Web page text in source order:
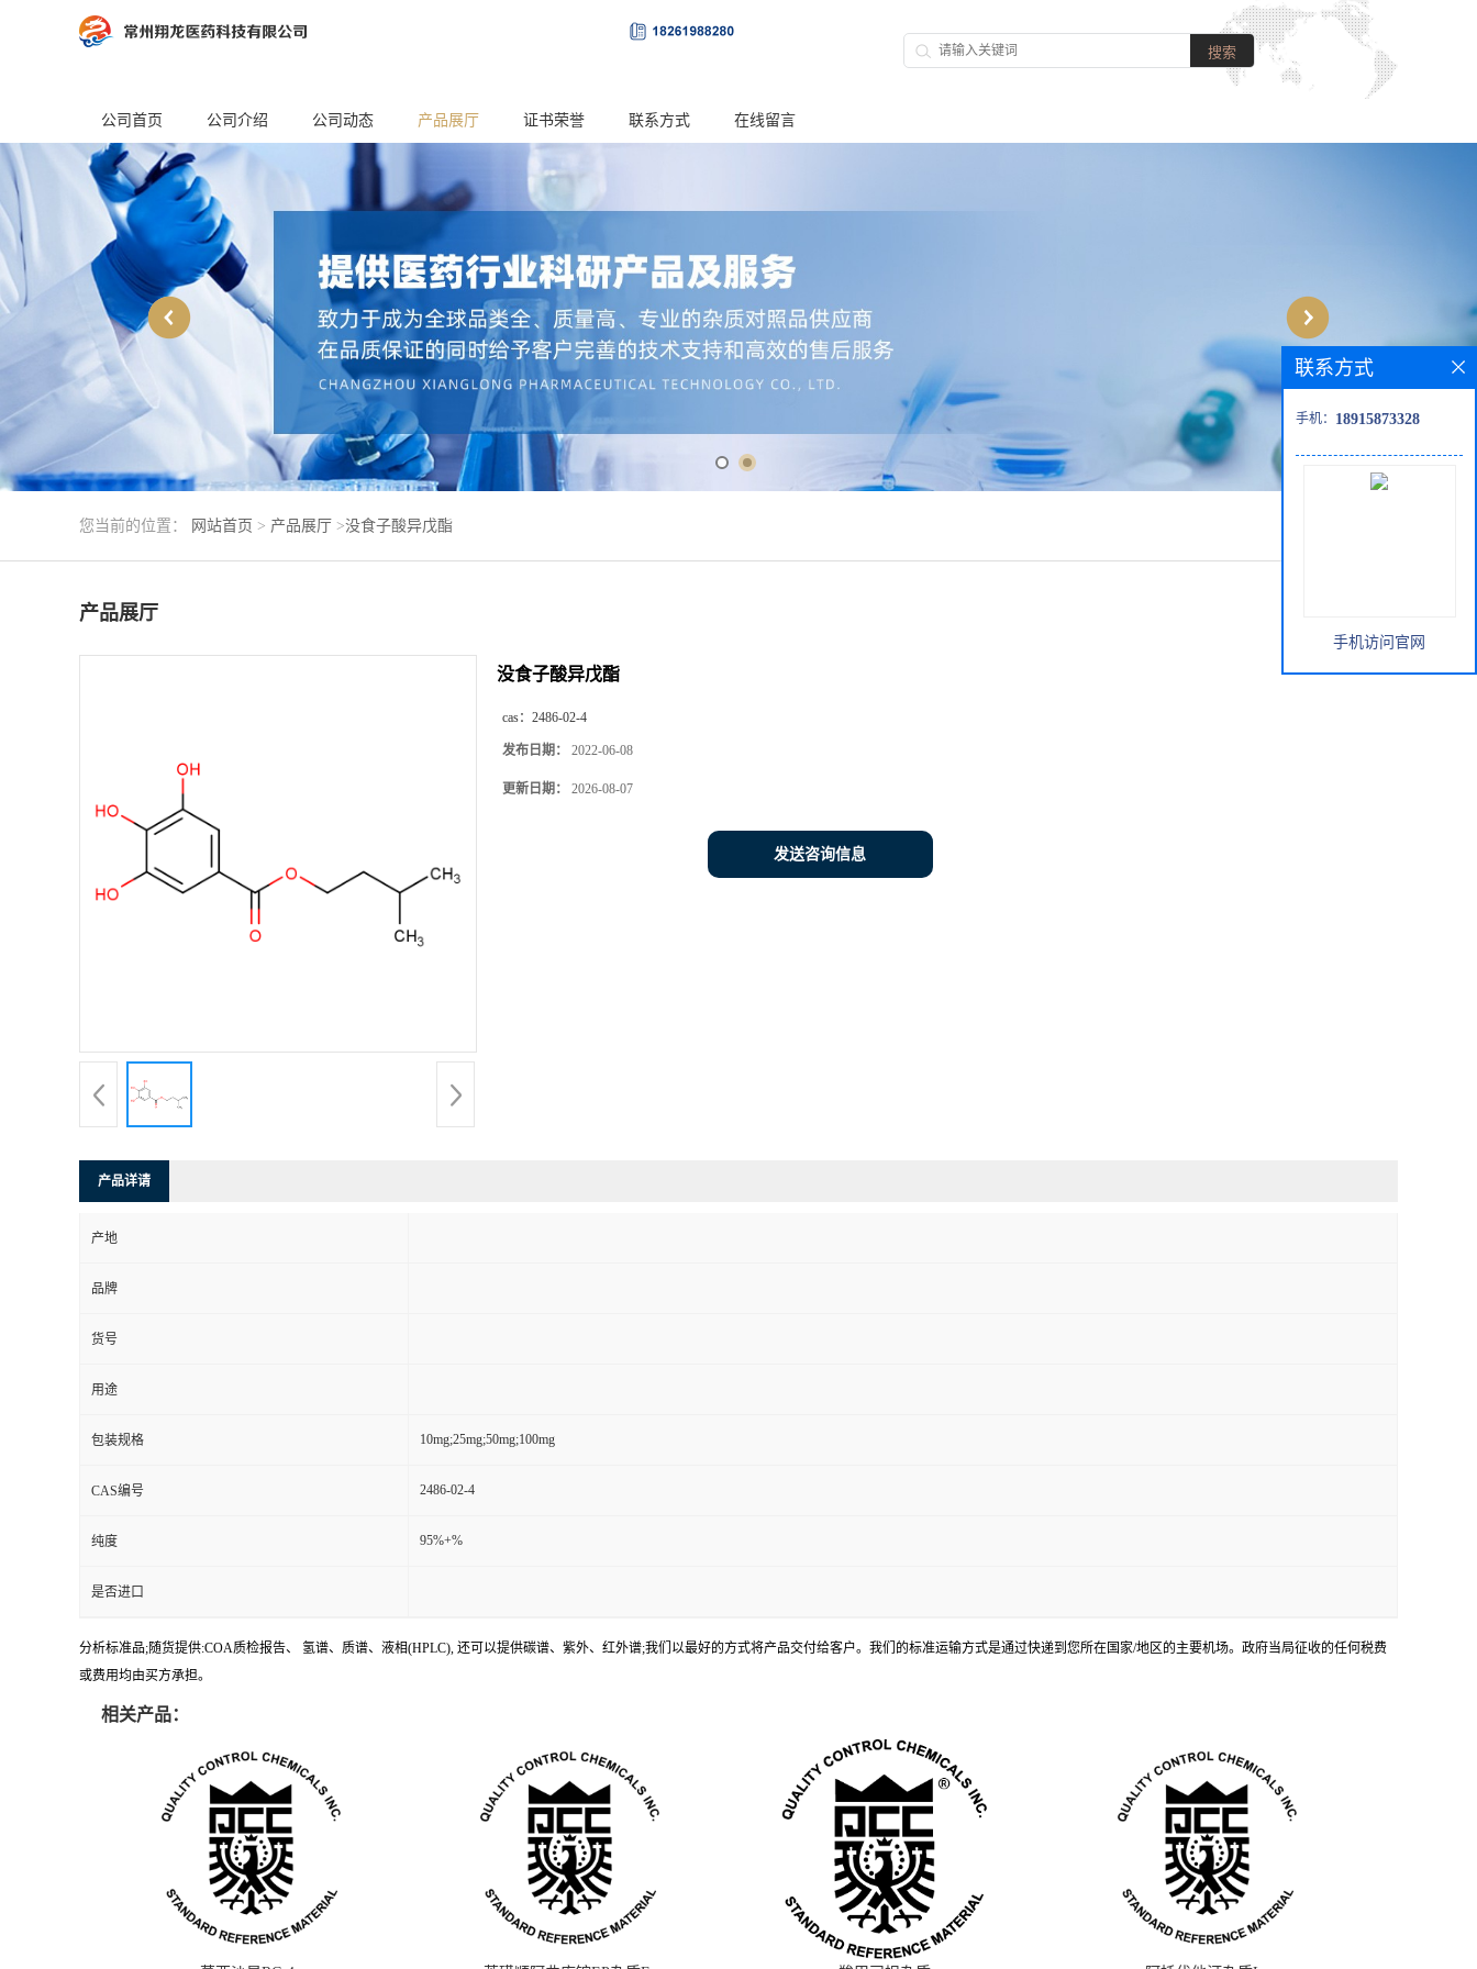
公司首页 公司介绍 公司动态 产品展厅 证书荣誉 联系方式 在线留言
您当前的位置： 网站首页 > 产品展厅 >没食子酸异戊酯
产品展厅
没食子酸异戊酯
cas： 2486-02-4
发布日期： 2022-06-08
更新日期： 2026-08-07
发送咨询信息
产品详请
产地
品牌
货号
用途
包装规格 10mg;25mg;50mg;100mg
CAS编号 2486-02-4
纯度 95%+%
是否进口
分析标准品;随货提供:COA质检报告、 氢谱、质谱、液相(HPLC), 还可以提供碳谱、紫外、红外谱;我们以最好的方式将产品交付给客户。我们的标准运输方式是通过快递到您所在国家/地区的主要机场。政府当局征收的任何税费
或费用均由买方承担。
相关产品：
联系方式
手机： 18915873328
手机访问官网